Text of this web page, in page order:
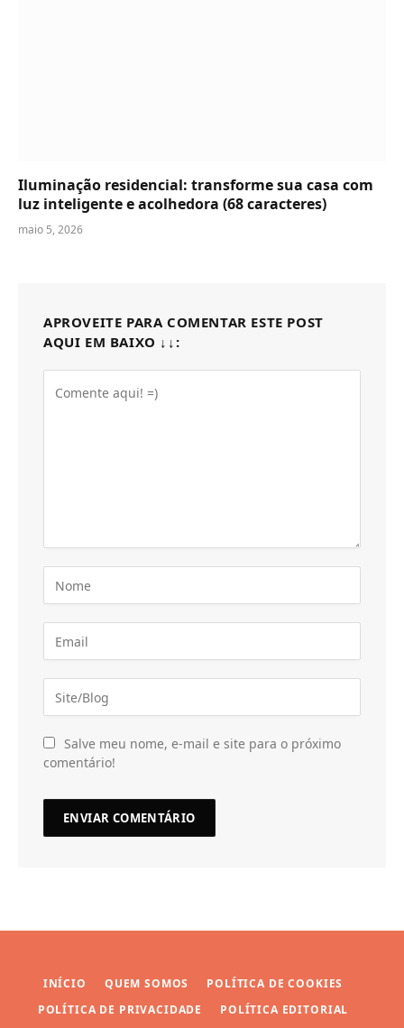
Iluminação residencial: transforme sua casa com
luz inteligente e acolhedora (68 caracteres)
maio 5, 2026
APROVEITE PARA COMENTAR ESTE POST
AQUI EM BAIXO ↓↓:
Salve meu nome, e-mail e site para o próximo
comentário!
INÍCIO QUEM SOMOS
POLÍTICA DE COOKIES
POLÍTICA DE PRIVACIDADE
POLÍTICA EDITORIAL